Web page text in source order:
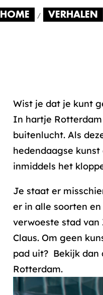
HOME VERHALEN
Wist je dat je kunt
In hartje Rotterdam
buitenlucht. Als
hedendaagse
inmiddels het
Je staat er
er in alle soorten
verwoeste stad van
Claus. Om geen
pad uit? Bekijk dan
Rotterdam.